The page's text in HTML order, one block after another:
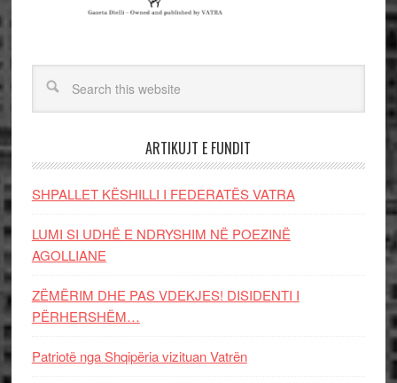
ARTIKUJT E FUNDIT
SHPALLET KËSHILLI I FEDERATËS VATRA
LUMI SI UDHË E NDRYSHIM NË POEZINË
AGOLLIANE
ZËMËRIM DHE PAS VDEKJES! DISIDENTI I
PËRHERSHËM…
Patriotë nga Shqipëria vizituan Vatrën